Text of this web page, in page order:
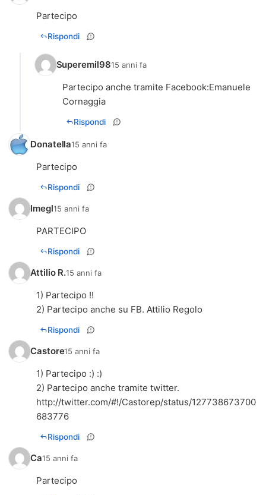
Partecipo
Rispondi
Superemil9815 anni fa
Partecipo anche tramite Facebook:Emanuele
Cornaggia
Rispondi
Donatella15 anni fa
Partecipo
Rispondi
Imegl15 anni fa
PARTECIPO
Rispondi
Attilio R.15 anni fa
1) Partecipo !!
Rispondi
Castore15 anni fa
1) Partecipo :) :)
2) Partecipo anche tramite twitter.
http://twitter.com/#!/Castorep/status/127738673700
683776
Rispondi
Ca15 anni fa
Partecipo